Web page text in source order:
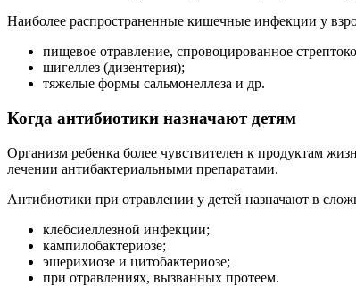
Наиболее распространенные кишечные инфекции у
пищевое отравление, спровоцированное
шигеллез (дизентерия);
тяжелые формы сальмонеллеза и др.
Когда антибиотики назначают детям
Организм ребенка более чувствителен к продуктам
лечении антибактериальными препаратами.
Антибиотики при отравлении у детей назначают в
клебсиеллезной инфекции;
кампилобактериозе;
эшерихиозе и цитобактериозе;
при отравлениях, вызванных протеем.